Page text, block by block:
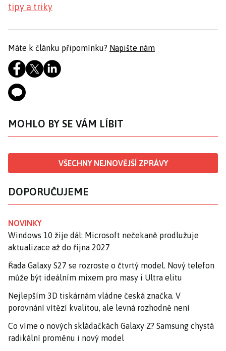
tipy a triky
Máte k článku připomínku? Napište nám
MOHLO BY SE VÁM LÍBIT
VŠECHNY NEJNOVĚJŠÍ ZPRÁVY
DOPORUČUJEME
NOVINKY
Windows 10 žije dál: Microsoft nečekaně prodlužuje
aktualizace až do října 2027
Řada Galaxy S27 se rozroste o čtvrtý model. Nový telefon
může být ideálním mixem pro masy i Ultra elitu
Nejlepším 3D tiskárnám vládne česká značka. V
porovnání vítězí kvalitou, ale levná rozhodně není
Co víme o nových skládačkách Galaxy Z? Samsung chystá
radikální proměnu i nový model